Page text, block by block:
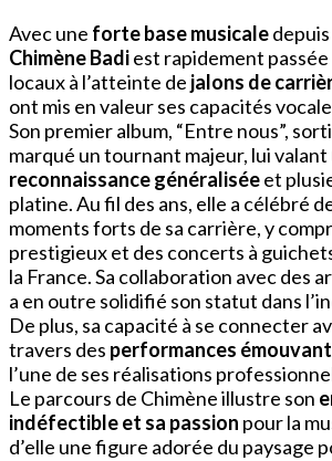
Avec une forte base musicale
Chimène Badiest rapidement
locaux à l’atteinte de jalons de
ont mis en valeur ses capacités
Son premier album, “Entre nous”,
marqué un tournant majeur, lui valant
reconnaissance généraliséeet
platine. Au fil des ans, elle a célébré
moments forts de sa carrière, y
prestigieux et des concerts à
la France. Sa collaboration avec des
a en outre solidifié son statut dans
De plus, sa capacité à se connecter
travers des performances
l’une de ses réalisations
Le parcours de Chimène illustre son
indéfectible et sa passion pour la
d’elle une figure adorée du paysage